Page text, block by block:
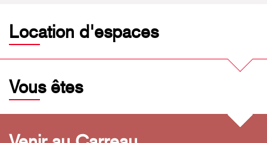
Location d'espaces
Vous êtes